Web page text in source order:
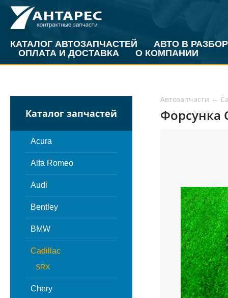
КАТАЛОГ АВТОЗАПЧАСТЕЙ
АВТО В РАЗБОР
ОПЛАТА И ДОСТАВКА
О КОМПАНИИ
Каталог запчастей
Acura
Alfa Romeo
Audi
Bentley
BMW
Cadillac
SRX
Chery
Автозапчасти ←
Форсунка